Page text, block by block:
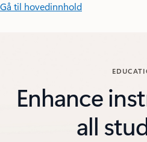
Gå til hovedinnhold
Enhance
all